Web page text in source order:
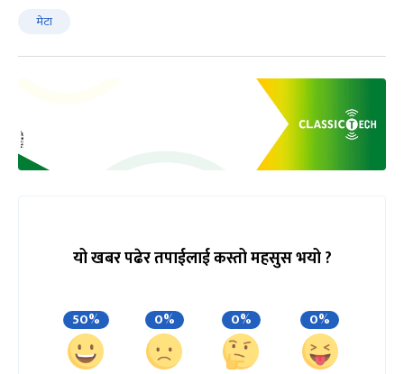
मेटा
यो खबर पढेर तपाईलाई कस्तो महसुस भयो ?
50% 0% 0% 0%